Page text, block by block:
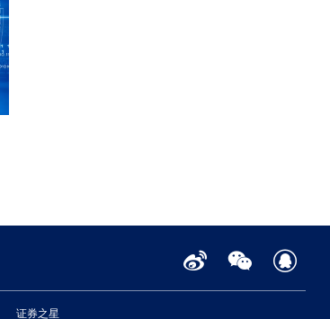
证券之星